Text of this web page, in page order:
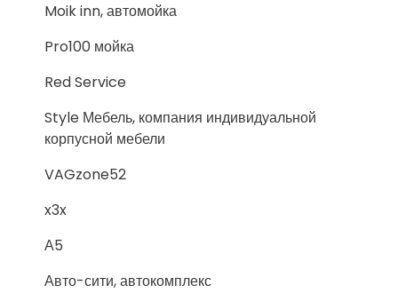
Moik inn, автомойка
Pro100 мойка
Red Service
Style Мебель, компания индивидуальной
корпусной мебели
VAGzone52
x3x
А5
Авто-сити, автокомплекс